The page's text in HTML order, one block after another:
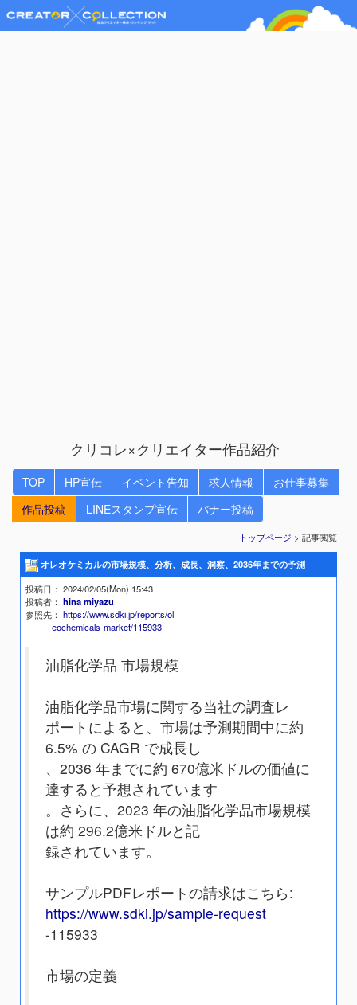
クリコレ×クリエイター作品紹介
TOP HP宣伝 イベント告知 求人情報
お仕事募集
作品投稿
LINEスタンプ宣伝 バナー投稿
トップページ > 記事閲覧
オレオケミカルの市場規模、分析、成長、洞察、2036年までの予測
投稿日 ： 2024/02/05(Mon) 15:43
投稿者 ：hina miyazu
参照先 ：https://www.sdki.jp/reports/ol
eochemicals-market/115933
油脂化学品 市場規模
油脂化学品市場に関する当社の調査レ
ポートによると、市場は予測期間中に約
6.5% の CAGR で成長し
、2036 年までに約 670億米ドルの価値に
達すると予想されています
。さらに、2023 年の油脂化学品市場規模
は約 296.2億米ドルと記
録されています。
サンプルPDFレポートの請求はこちら:
https://www.sdki.jp/sample-request
-115933
市場の定義